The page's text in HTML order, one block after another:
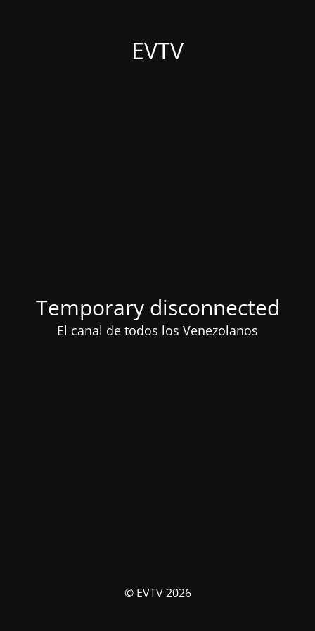
EVTV
Temporary disconnected
El canal de todos los Venezolanos
© EVTV 2026